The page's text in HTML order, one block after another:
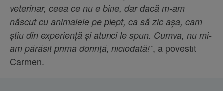
veterinar, ceea ce nu e bine, dar dacă m-am
născut cu animalele pe piept, ca să zic așa, cam
știu din experiență și atunci le spun. Cumva, nu mi-
am părăsit prima dorință, niciodată!”, a povestit
Carmen.